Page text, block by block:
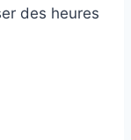
des heures